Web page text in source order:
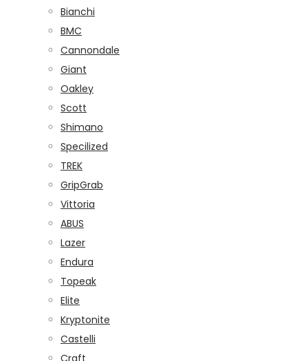
Bianchi
BMC
Cannondale
Giant
Oakley
Scott
Shimano
Specilized
TREK
GripGrab
Vittoria
ABUS
Lazer
Endura
Topeak
Elite
Kryptonite
Castelli
Craft